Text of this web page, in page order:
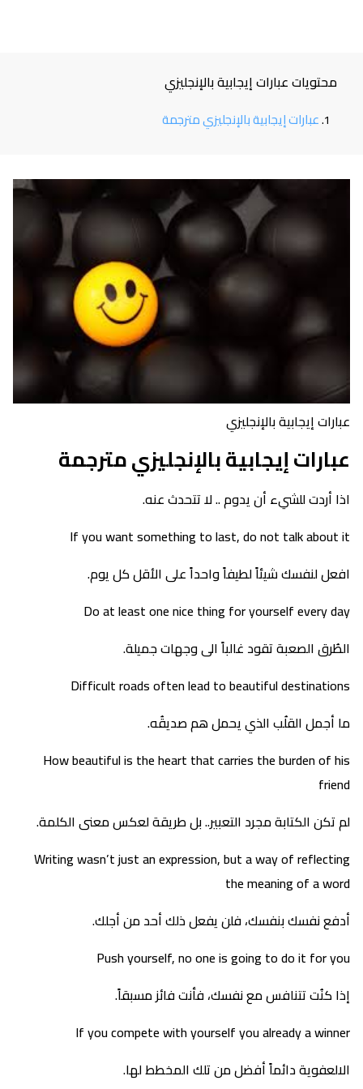
محتويات عبارات إيجابية بالإنجليزي
عبارات إيجابية بالإنجليزي مترجمة
عبارات إيجابية بالإنجليزي
عبارات إيجابية بالإنجليزي مترجمة
اذا أردت للشيء أن يدوم .. لا تتحدث عنه.
If you want something to last, do not talk about it
افعل لنفسك شيئاً لطيفاً واحداً على الأقل كل يوم.
Do at least one nice thing for yourself every day
الطُرق الصعبة تقود غالباً الى وجهات جميلة.
Difficult roads often lead to beautiful destinations
ما أجمل القلُب الذي يحمل هم صديقُه.
How beautiful is the heart that carries the burden of his
friend
لم تكن الكتابة مجرد التعبير.. بل طريقة لعكس معنى الكلمة.
Writing wasn’t just an expression, but a way of reflecting
the meaning of a word
أدفع نفسك بنفسك، فلن يفعل ذلك أحد من أجلك.
Push yourself, no one is going to do it for you
إذا كنُت تتنافس مع نفسك، فأنت فائز مسبقاً.
If you compete with yourself you already a winner
الالعفوية دائماً أفضل من تلك المخطط لها.